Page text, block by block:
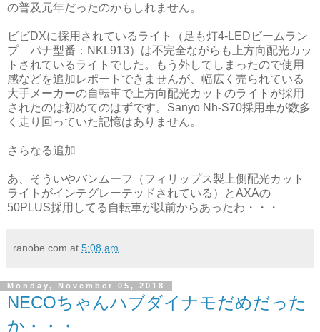
の普及元年だったのかもしれません。
ビビDXに採用されているライト（足も灯4-LEDビームラン
プ パナ型番：NKL913）は不完全ながらも上方向配光カッ
トされているライトでした。もう外してしまったので使用
感などを追加レポートできませんが、幅広く売られている
大手メーカーの自転車で上方向配光カットのライトが採用
されたのは初めてのはずです。Sanyo Nh-S70採用車が数多
く走り回っていた記憶はありません。
さらなる追加
あ、そういやバンムーフ（フィリップス製上側配光カット
ライトがインテグレーテッドされている）とAXAの
50PLUS採用してる自転車が以前からあったわ・・・
ranobe.com at 5:08 am
Monday, November 05, 2018
NECOちゃんハブダイナモだめだった
か・・・